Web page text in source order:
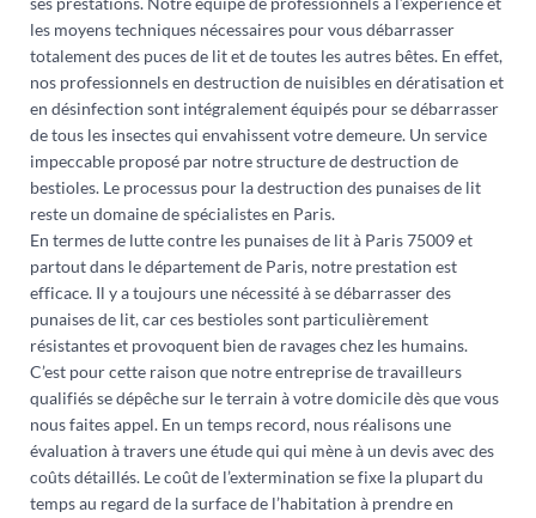
les moyens techniques nécessaires pour vous débarrasser
totalement des puces de lit et de toutes les autres bêtes. En effet,
nos professionnels en destruction de nuisibles en dératisation et
en désinfection sont intégralement équipés pour se débarrasser
de tous les insectes qui envahissent votre demeure. Un service
impeccable proposé par notre structure de destruction de
bestioles. Le processus pour la destruction des punaises de lit
reste un domaine de spécialistes en Paris.
En termes de lutte contre les punaises de lit à Paris 75009 et
partout dans le département de Paris, notre prestation est
efficace. Il y a toujours une nécessité à se débarrasser des
punaises de lit, car ces bestioles sont particulièrement
résistantes et provoquent bien de ravages chez les humains.
C’est pour cette raison que notre entreprise de travailleurs
qualifiés se dépêche sur le terrain à votre domicile dès que vous
nous faites appel. En un temps record, nous réalisons une
évaluation à travers une étude qui qui mène à un devis avec des
coûts détaillés. Le coût de l’extermination se fixe la plupart du
temps au regard de la surface de l’habitation à prendre en